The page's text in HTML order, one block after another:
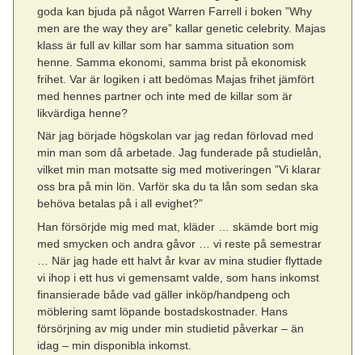
goda kan bjuda på något Warren Farrell i boken ”Why
men are the way they are” kallar genetic celebrity. Majas
klass är full av killar som har samma situation som
henne. Samma ekonomi, samma brist på ekonomisk
frihet. Var är logiken i att bedömas Majas frihet jämfört
med hennes partner och inte med de killar som är
likvärdiga henne?
När jag började högskolan var jag redan förlovad med
min man som då arbetade. Jag funderade på studielån,
vilket min man motsatte sig med motiveringen ”Vi klarar
oss bra på min lön. Varför ska du ta lån som sedan ska
behöva betalas på i all evighet?”
Han försörjde mig med mat, kläder … skämde bort mig
med smycken och andra gåvor … vi reste på semestrar
… När jag hade ett halvt år kvar av mina studier flyttade
vi ihop i ett hus vi gemensamt valde, som hans inkomst
finansierade både vad gäller inköp/handpeng och
möblering samt löpande bostadskostnader. Hans
försörjning av mig under min studietid påverkar – än
idag – min disponibla inkomst.